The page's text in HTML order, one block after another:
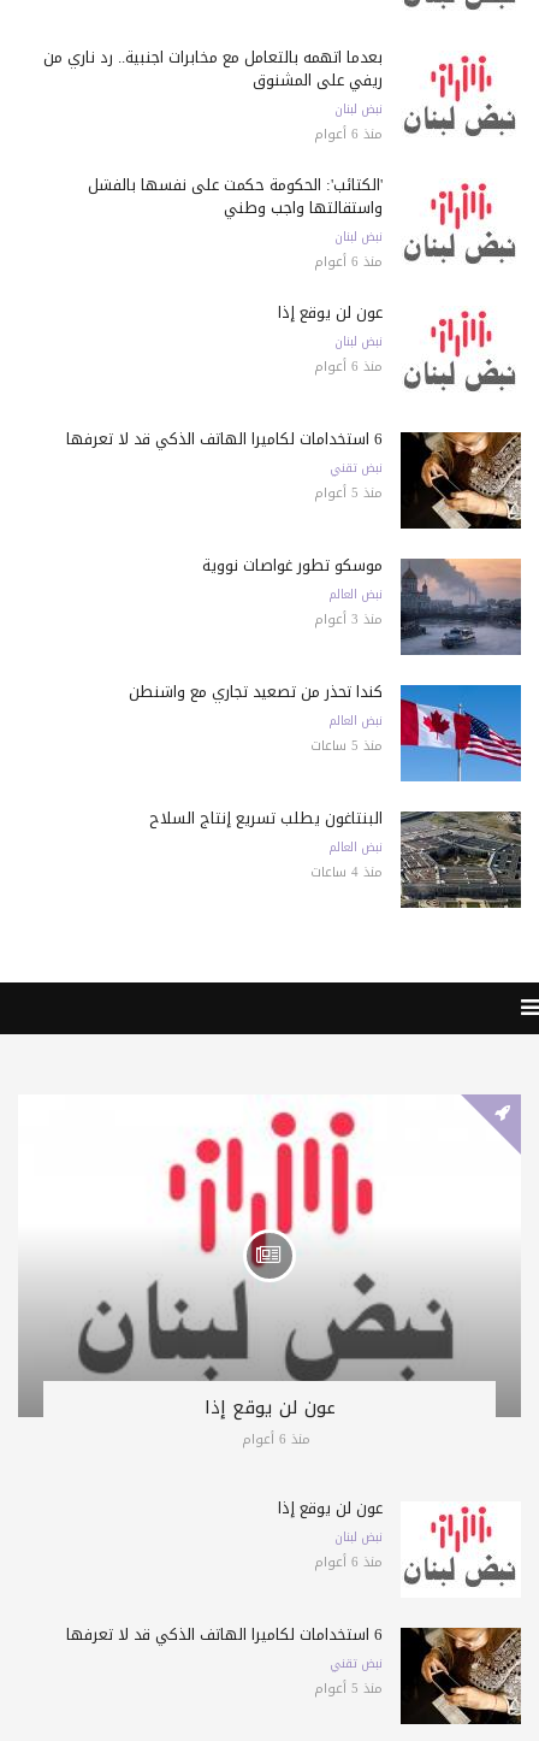
بعدما اتهمه بالتعامل مع مخابرات اجنبية.. رد ناري من
ريفي على المشنوق
نبض لبنان
منذ 6 أعوام
'الكتائب': الحكومة حكمت على نفسها بالفشل
واستقالتها واجب وطني
نبض لبنان
منذ 6 أعوام
عون لن يوقع إذا
نبض لبنان
منذ 6 أعوام
6 استخدامات لكاميرا الهاتف الذكي قد لا تعرفها
نبض تقني
منذ 5 أعوام
موسكو تطور غواصات نووية
نبض العالم
منذ 3 أعوام
كندا تحذّر من تصعيد تجاري مع واشنطن
نبض العالم
منذ 5 ساعات
البنتاغون يطلب تسريع إنتاج السلاح
نبض العالم
منذ 4 ساعات
عون لن يوقع إذا
منذ 6 أعوام
عون لن يوقع إذا
نبض لبنان
منذ 6 أعوام
6 استخدامات لكاميرا الهاتف الذكي قد لا تعرفها
نبض تقني
منذ 5 أعوام